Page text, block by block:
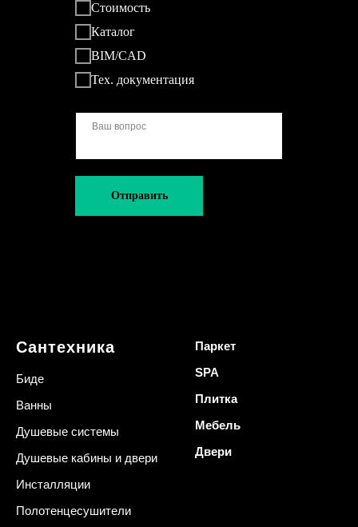
Стоимость
Каталог
BIM/CAD
Тех. документация
Отправить
Сантехника
Биде
Ванны
Душевые системы
Душевые кабины и двери
Инсталляции
Полотенцесушители
Паркет
SPA
Плитка
Мебель
Двери